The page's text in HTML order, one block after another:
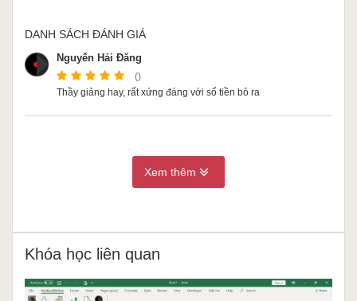
DANH SÁCH ĐÁNH GIÁ
Nguyễn Hải Đăng
()
Thầy giảng hay, rất xứng đáng với số tiền bỏ ra
Xem thêm
Khóa học liên quan